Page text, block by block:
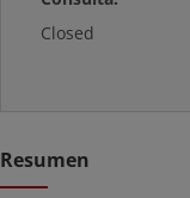
Closed
Resumen